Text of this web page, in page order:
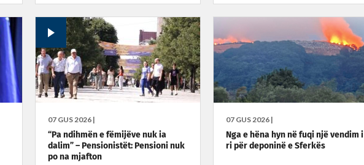
07 GUS 2026 |
“Pa ndihmën e fëmijëve nuk ia
dalim” – Pensionistët: Pensioni nuk
po na mjafton
07 GUS 2026 |
Nga e hëna hyn në fuqi një vendim i
ri për deponinë e Sferkës